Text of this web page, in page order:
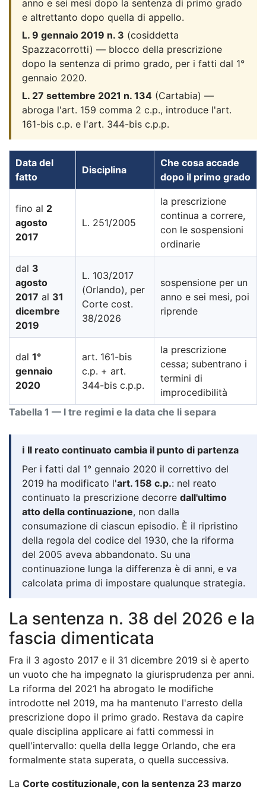
anno e sei mesi dopo la sentenza di primo grado
e altrettanto dopo quella di appello.
L. 9 gennaio 2019 n. 3 (cosiddetta
Spazzacorrotti) — blocco della prescrizione
dopo la sentenza di primo grado, per i fatti dal 1°
gennaio 2020.
L. 27 settembre 2021 n. 134 (Cartabia) —
abroga l'art. 159 comma 2 c.p., introduce l'art.
161-bis c.p. e l'art. 344-bis c.p.p.
Tabella 1 — I tre regimi e la data che li separa
Data del
fatto
Disciplina
Che cosa accade
dopo il primo grado
fino al 2
agosto
2017
L. 251/2005
la prescrizione
continua a correre,
con le sospensioni
ordinarie
dal 3
agosto
2017 al 31
dicembre
2019
L. 103/2017
(Orlando), per
Corte cost.
38/2026
sospensione per un
anno e sei mesi, poi
riprende
dal 1°
gennaio
2020
art. 161-bis
c.p. + art.
344-bis c.p.p.
la prescrizione
cessa; subentrano i
termini di
improcedibilità
ℹ️ Il reato continuato cambia il punto di partenza
Per i fatti dal 1° gennaio 2020 il correttivo del
2019 ha modificato l'art. 158 c.p.: nel reato
continuato la prescrizione decorre dall'ultimo
atto della continuazione, non dalla
consumazione di ciascun episodio. È il ripristino
della regola del codice del 1930, che la riforma
del 2005 aveva abbandonato. Su una
continuazione lunga la differenza è di anni, e va
calcolata prima di impostare qualunque strategia.
La sentenza n. 38 del 2026 e la
fascia dimenticata
Fra il 3 agosto 2017 e il 31 dicembre 2019 si è aperto
un vuoto che ha impegnato la giurisprudenza per anni.
La riforma del 2021 ha abrogato le modifiche
introdotte nel 2019, ma ha mantenuto l'arresto della
prescrizione dopo il primo grado. Restava da capire
quale disciplina applicare ai fatti commessi in
quell'intervallo: quella della legge Orlando, che era
formalmente stata superata, o quella successiva.
La Corte costituzionale, con la sentenza 23 marzo